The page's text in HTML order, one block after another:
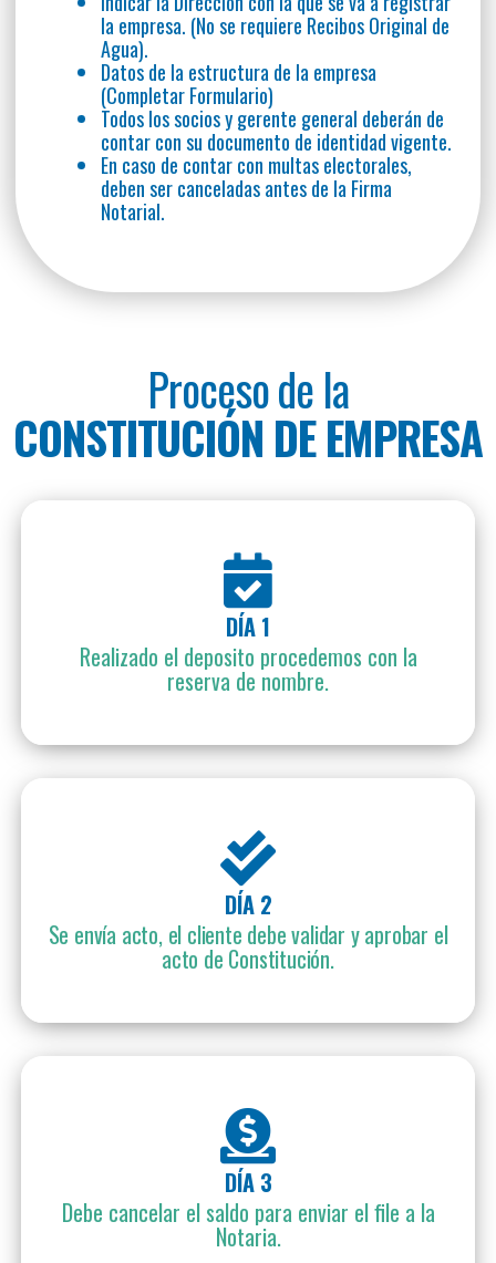
la empresa. (No se requiere Recibos Original de
Agua).
Datos de la estructura de la empresa
(Completar Formulario)
Todos los socios y gerente general deberán de
contar con su documento de identidad vigente.
En caso de contar con multas electorales,
deben ser canceladas antes de la Firma
Notarial.
Proceso de la
CONSTITUCIÓN DE EMPRESA
DÍA 1
Realizado el deposito procedemos con la
reserva de nombre.
DÍA 2
Se envía acto, el cliente debe validar y aprobar el
acto de Constitución.
DÍA 3
Debe cancelar el saldo para enviar el file a la
Notaria.